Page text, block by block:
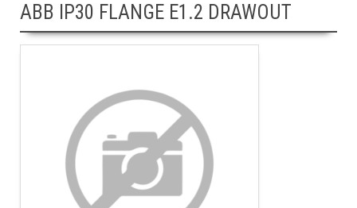
ABB IP30 FLANGE E1.2 DRAWOUT